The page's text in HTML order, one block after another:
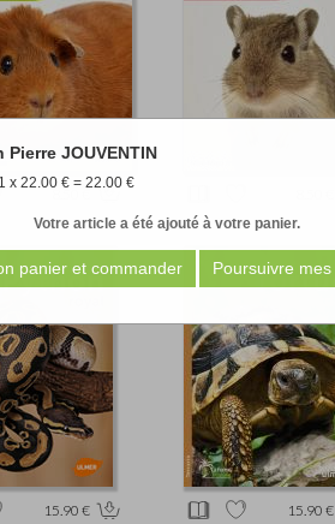
Pierre JOUVENTIN
x 22.00 € = 22.00 €
Votre article a été ajouté à votre panier.
15.90 € 15.90 €